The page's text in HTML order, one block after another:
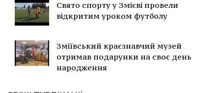
Свято спорту у Змієві провели
відкритим уроком футболу
Зміївський краєзнавчий музей
отримав подарунки на своє день
народження